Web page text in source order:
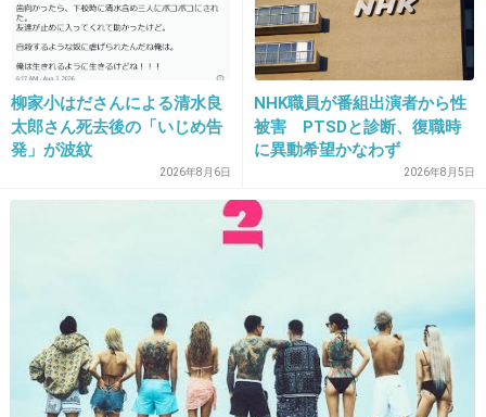
すずちゃん主役の朝ドラ、ヤスケン、音尾、森
崎さんが出るんだよね？大泉のバーターです
か？と記者会見でヤスケンが発言して大爆笑取
ってたけど、チームナックス全員出るような気
がしたw 音尾さん『大泉でないですよね？』
とか煽ってたし
+296
2018/05/20(日) 01:14:13
大泉洋ってひょうきんでおおらかだと思ってた
けど、金スマで「僕は○○な人間だから」ってけ
柳家小はださんによる清水良
太郎さん死去後の「いじめ告
発」が波紋
2026年8月6日
NHK職員が番組出演者から性
被害 PTSDと診断、復職時
に異動希望かなわず
2026年8月5日